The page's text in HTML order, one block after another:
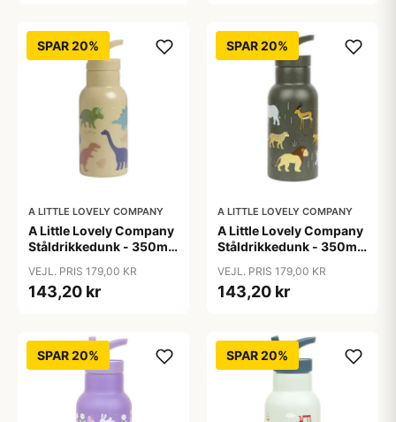
SPAR 20%
A LITTLE LOVELY COMPANY
A Little Lovely Company
Ståldrikkedunk - 350ml
VEJL. PRIS 179,00 KR
143,20 kr
SPAR 20%
A LITTLE LOVELY COMPANY
A Little Lovely Company
Ståldrikkedunk - 350ml
VEJL. PRIS 179,00 KR
143,20 kr
SPAR 20% SPAR 20%